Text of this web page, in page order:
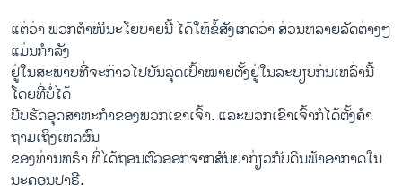
ແຕ່ວ່າ ພວກຕໍາໜິນະໂຍບາຍນີ້ ໄດ້ໃຫ້ຂໍ້ສັງເກດວ່າ ສ່ວນຫລາຍລັດຕ່າງໆ
ແມ່ນກໍາລັງ
ຢູ່ໃນສະພາບທີ່ຈະກ້າວໄປບັນລຸດເປົ້າໝາຍຕັ້ງຢູ່ໃນລະບຽບກ່ນເຫລົ່ານີ້
ໂດຍທີ່ບໍ່ໄດ້
ບີບຮັດອຸດສາຫະກຳຂອງພວກເຂາເຈົ້າ. ແລະພວກເຂົາເຈົ້າກໍໄດ້ຕັ້ງຄໍາ
ຖາມເຖິງເຫດຜົນ
ຂອງທ່ານທຣໍາ ທີ່ໄດ້ຖອນຕົວອອກຈາກສັນຍາກ່ຽວກັບດິນຟ້າອາກາດໃນ
ນະຄອນປາຣີ.